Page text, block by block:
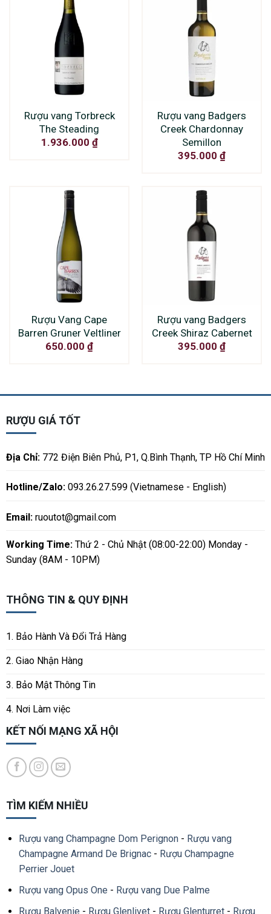
Rượu vang Torbreck
The Steading
1.936.000 ₫
Rượu vang Badgers
Creek Chardonnay
Semillon
395.000 ₫
Rượu Vang Cape
Barren Gruner Veltliner
650.000 ₫
Rượu vang Badgers
Creek Shiraz Cabernet
395.000 ₫
RƯỢU GIÁ TỐT
Địa Chỉ:772 Điện Biên Phủ, P1, Q.Bình Thạnh, TP Hồ Chí Minh
Hotline/Zalo:093.26.27.599 (Vietnamese - English)
Email: ruoutot@gmail.com
Working Time:Thứ 2 - Chủ Nhật (08:00-22:00) Monday -
Sunday (8AM - 10PM)
THÔNG TIN & QUY ĐỊNH
1. Bảo Hành Và Đổi Trả Hàng
2. Giao Nhận Hàng
3. Bảo Mật Thông Tin
4. Nơi Làm việc
KẾT NỐI MẠNG XÃ HỘI
TÌM KIẾM NHIỀU
Rượu vang Champagne Dom Perignon- Rượu vang
Champagne Armand De Brignac- Rượu Champagne
Perrier Jouet
Rượu vang Opus One - Rượu vang Due Palme
Rượu Balvenie - Rượu Glenlivet- Rượu Glenturret- Rượu